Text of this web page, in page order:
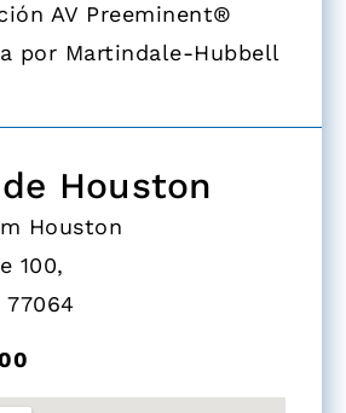
AV Preeminent®
por Martindale-Hubbell
Houston
Houston
100,
77064